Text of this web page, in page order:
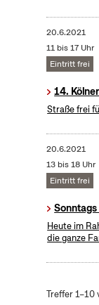
20.6.2021
11 bis 17 Uhr
Eintritt frei
14.
Straße frei
20.6.2021
13 bis 18 Uhr
Eintritt frei
Heute im
die ganze
Treffer 1–10